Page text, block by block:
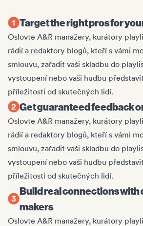
Target the right pros for
Oslovte A&R manažery, kurátory
rádií a redaktory blogů, kteří s vámi
smlouvu, zařadit vaši skladbu do
vystoupení nebo vaši hudbu
příležitosti od skutečných lidí.
Get guaranteed feedback
Oslovte A&R manažery, kurátory
rádií a redaktory blogů, kteří s vámi
smlouvu, zařadit vaši skladbu do
vystoupení nebo vaši hudbu
příležitosti od skutečných lidí.
Build real connections with
makers
Oslovte A&R manažery, kurátory